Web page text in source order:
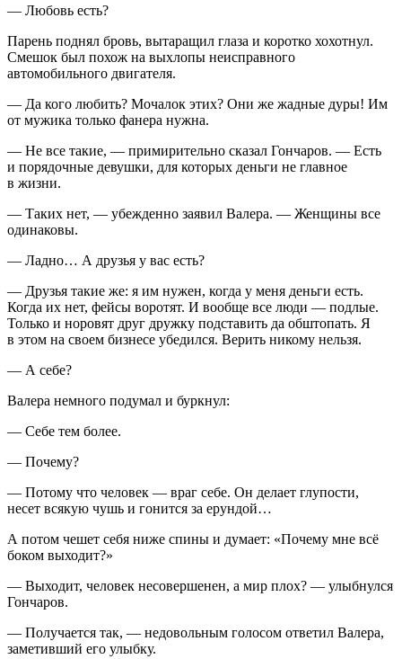
— Любовь есть?
Парень поднял бровь, вытаращил глаза и коротко хохотнул.
Смешок был похож на выхлопы неисправного
автомобильного двигателя.
— Да кого любить? Мочалок этих? Они же жадные дуры! Им
от мужика только фанера нужна.
— Не все такие, — примирительно сказал Гончаров. — Есть
и порядочные девушки, для которых деньги не главное
в жизни.
— Таких нет, — убежденно заявил Валера. — Женщины все
одинаковы.
— Ладно… А друзья у вас есть?
— Друзья такие же: я им нужен, когда у меня деньги есть.
Когда их нет, фейсы воротят. И вообще все люди — подлые.
Только и норовят друг дружку подставить да обштопать. Я
в этом на своем бизнесе убедился. Верить никому нельзя.
— А себе?
Валера немного подумал и буркнул:
— Себе тем более.
— Почему?
— Потому что человек — враг себе. Он делает глупости,
несет всякую чушь и гонится за ерундой…
А потом чешет себя ниже спины и думает: «Почему мне всё
боком выходит?»
— Выходит, человек несовершенен, а мир плох? — улыбнулся
Гончаров.
— Получается так, — недовольным голосом ответил Валера,
заметивший его улыбку.